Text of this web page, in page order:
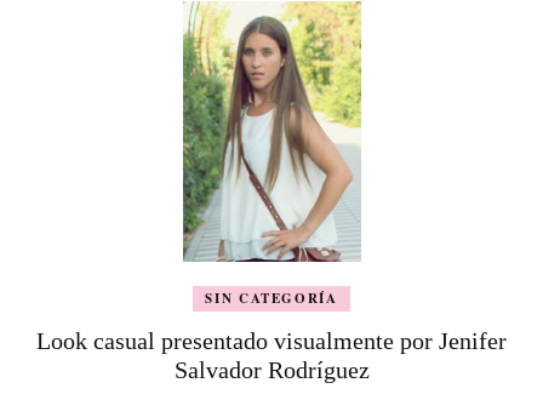
SIN CATEGORÍA
Look casual presentado visualmente por Jenifer
Salvador Rodríguez